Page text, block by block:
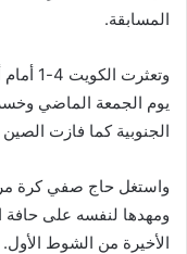
المسابقة.
يوم الجمعة الماضي
الجنوبية كما فازت الصين 1-صفر على السعودية يوم السبت.
واستغل حاج صفي كرة
ومهدها لنفسه على حافة
الأخيرة من الشوط الأول.